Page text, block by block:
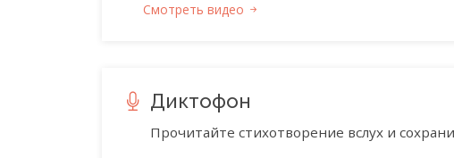
Смотреть видео
Диктофон
Прочитайте стихотворение вслух и